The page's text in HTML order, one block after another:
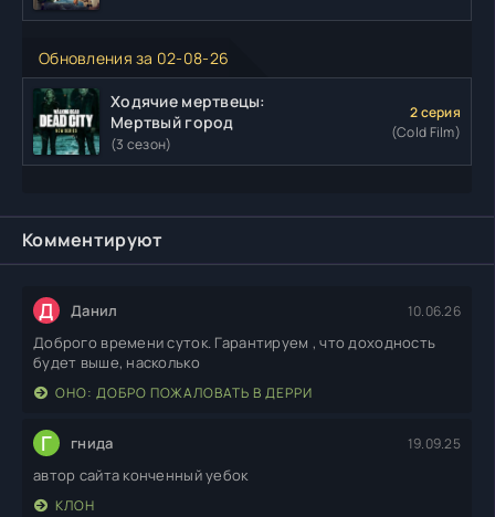
Обновления за 02-08-26
Ходячие мертвецы:
Мертвый город
(3 сезон)
2 серия
(Cold Film)
Комментируют
Д Данил 10.06.26
Доброго времени суток. Гарантируем , что доходность
будет выше, насколько
ОНО: ДОБРО ПОЖАЛОВАТЬ В ДЕРРИ
Г гнида 19.09.25
автор сайта конченный уебок
КЛОН